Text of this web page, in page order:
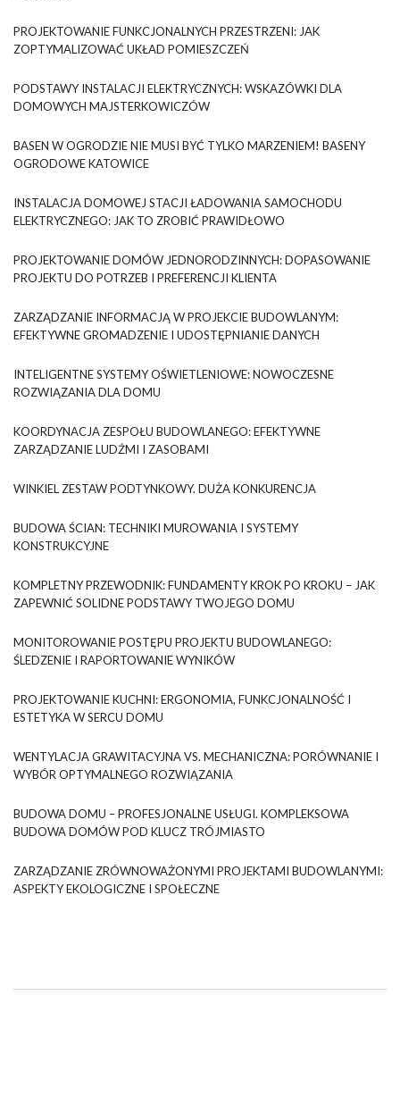
PROJEKTOWANIE FUNKCJONALNYCH PRZESTRZENI: JAK
ZOPTYMALIZOWAĆ UKŁAD POMIESZCZEŃ
PODSTAWY INSTALACJI ELEKTRYCZNYCH: WSKAZÓWKI DLA
DOMOWYCH MAJSTERKOWICZÓW
BASEN W OGRODZIE NIE MUSI BYĆ TYLKO MARZENIEM! BASENY
OGRODOWE KATOWICE
INSTALACJA DOMOWEJ STACJI ŁADOWANIA SAMOCHODU
ELEKTRYCZNEGO: JAK TO ZROBIĆ PRAWIDŁOWO
PROJEKTOWANIE DOMÓW JEDNORODZINNYCH: DOPASOWANIE
PROJEKTU DO POTRZEB I PREFERENCJI KLIENTA
ZARZĄDZANIE INFORMACJĄ W PROJEKCIE BUDOWLANYM:
EFEKTYWNE GROMADZENIE I UDOSTĘPNIANIE DANYCH
INTELIGENTNE SYSTEMY OŚWIETLENIOWE: NOWOCZESNE
ROZWIĄZANIA DLA DOMU
KOORDYNACJA ZESPOŁU BUDOWLANEGO: EFEKTYWNE
ZARZĄDZANIE LUDŹMI I ZASOBAMI
WINKIEL ZESTAW PODTYNKOWY. DUŻA KONKURENCJA
BUDOWA ŚCIAN: TECHNIKI MUROWANIA I SYSTEMY
KONSTRUKCYJNE
KOMPLETNY PRZEWODNIK: FUNDAMENTY KROK PO KROKU – JAK
ZAPEWNIĆ SOLIDNE PODSTAWY TWOJEGO DOMU
MONITOROWANIE POSTĘPU PROJEKTU BUDOWLANEGO:
ŚLEDZENIE I RAPORTOWANIE WYNIKÓW
PROJEKTOWANIE KUCHNI: ERGONOMIA, FUNKCJONALNOŚĆ I
ESTETYKA W SERCU DOMU
WENTYLACJA GRAWITACYJNA VS. MECHANICZNA: PORÓWNANIE I
WYBÓR OPTYMALNEGO ROZWIĄZANIA
BUDOWA DOMU – PROFESJONALNE USŁUGI. KOMPLEKSOWA
BUDOWA DOMÓW POD KLUCZ TRÓJMIASTO
ZARZĄDZANIE ZRÓWNOWAŻONYMI PROJEKTAMI BUDOWLANYMI:
ASPEKTY EKOLOGICZNE I SPOŁECZNE